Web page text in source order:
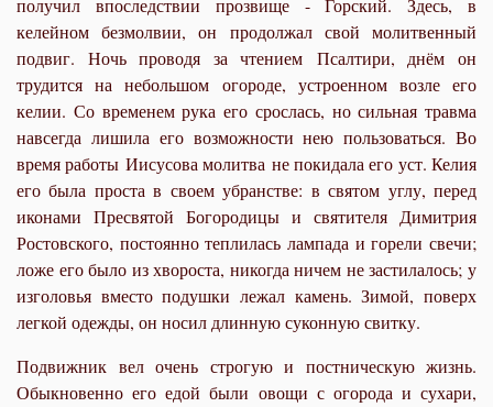
получил впоследствии прозвище - Горский. Здесь, в
келейном безмолвии, он продолжал свой молитвенный
подвиг. Ночь проводя за чтением Псалтири, днём он
трудится на небольшом огороде, устроенном возле его
келии. Со временем рука его срослась, но сильная травма
навсегда лишила его возможности нею пользоваться. Во
время работы Иисусова молитва не покидала его уст. Келия
его была проста в своем убранстве: в святом углу, перед
иконами Пресвятой Богородицы и святителя Димитрия
Ростовского, постоянно теплилась лампада и горели свечи;
ложе его было из хвороста, никогда ничем не застилалось; у
изголовья вместо подушки лежал камень. Зимой, поверх
легкой одежды, он носил длинную суконную свитку.
Подвижник вел очень строгую и постническую жизнь.
Обыкновенно его едой были овощи с огорода и сухари,